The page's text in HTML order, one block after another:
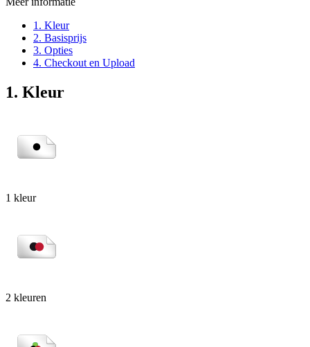
1. Kleur
2. Basisprijs
3. Opties
4. Checkout en Upload
1. Kleur
1 kleur
2 kleuren